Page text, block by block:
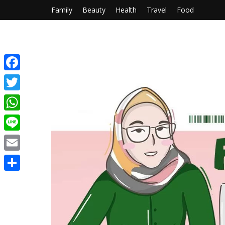
Family Beauty Health Travel Food
Facebook
Twitter
WhatsApp
Line
Email